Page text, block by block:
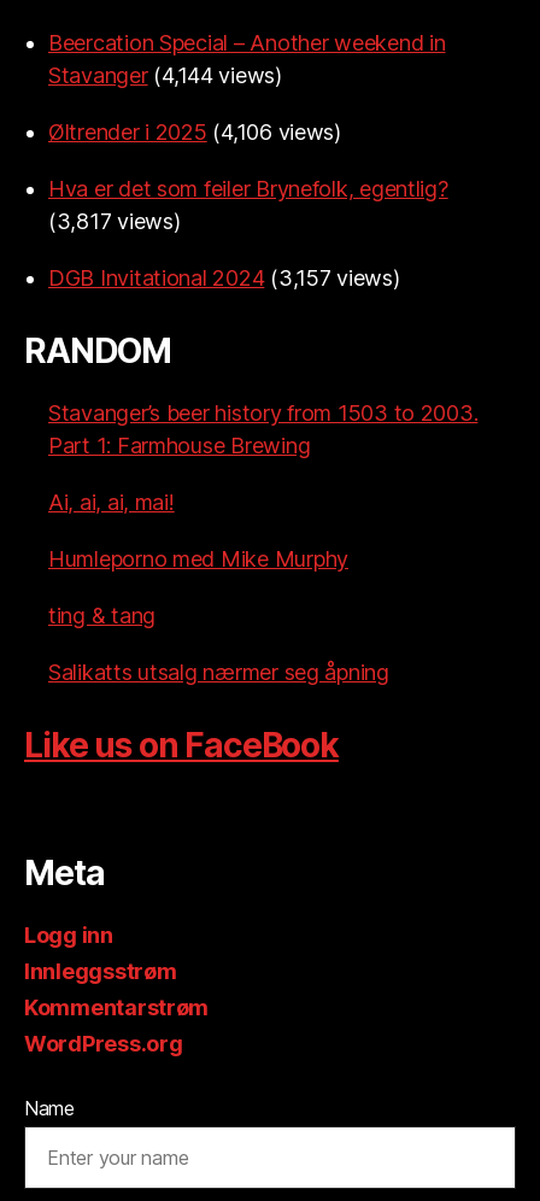
Beercation Special – Another weekend in
Stavanger (4,144 views)
Øltrender i 2025 (4,106 views)
Hva er det som feiler Brynefolk, egentlig?
(3,817 views)
DGB Invitational 2024 (3,157 views)
RANDOM
Stavanger’s beer history from 1503 to 2003.
Part 1: Farmhouse Brewing
Ai, ai, ai, mai!
Humleporno med Mike Murphy
ting & tang
Salikatts utsalg nærmer seg åpning
Like us on FaceBook
Meta
Logg inn
Innleggsstrøm
Kommentarstrøm
WordPress.org
Name